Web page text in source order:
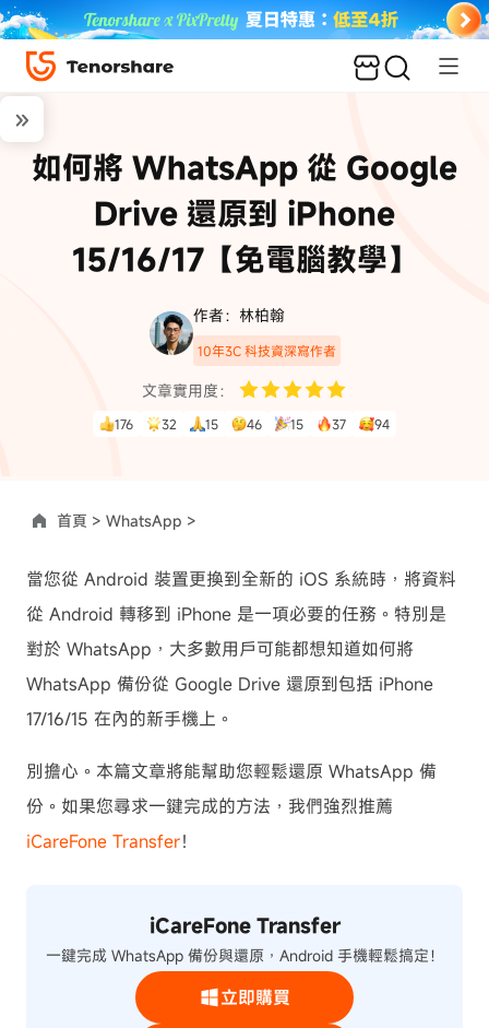
如何將 WhatsApp 從 Google
Drive 還原到 iPhone
15/16/17【免電腦教學】
作者：林柏翰
10年3C 科技資深寫作者
文章實用度：
176 32 15 46 15 37 94
首頁 > WhatsApp >
當您從 Android 裝置更換到全新的 iOS 系統時，將資料
從 Android 轉移到 iPhone 是一項必要的任務。特別是
對於 WhatsApp，大多數用戶可能都想知道如何將
WhatsApp 備份從 Google Drive 還原到包括 iPhone
17/16/15 在內的新手機上。
別擔心。本篇文章將能幫助您輕鬆還原 WhatsApp 備
份。如果您尋求一鍵完成的方法，我們強烈推薦
iCareFone Transfer！
iCareFone Transfer
一鍵完成 WhatsApp 備份與還原，Android 手機輕鬆搞定！
立即購買